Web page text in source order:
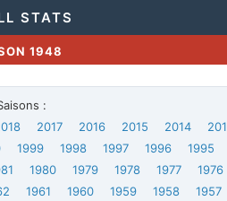
STATS
1948
:
2017 2016 2015 2014
1999 1998 1997 1996 1995
1980 1979 1978 1977 1976
1961 1960 1959 1958 1957